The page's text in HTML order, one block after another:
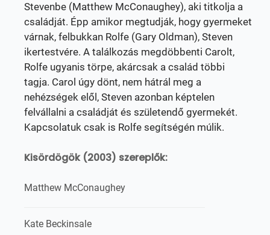
Stevenbe (Matthew McConaughey), aki titkolja a
családját. Épp amikor megtudják, hogy gyermeket
várnak, felbukkan Rolfe (Gary Oldman), Steven
ikertestvére. A találkozás megdöbbenti Carolt,
Rolfe ugyanis törpe, akárcsak a család többi
tagja. Carol úgy dönt, nem hátrál meg a
nehézségek elől, Steven azonban képtelen
felvállalni a családját és születendő gyermekét.
Kapcsolatuk csak is Rolfe segítségén múlik.
Kisördögök (2003) szereplők:
Matthew McConaughey
Kate Beckinsale